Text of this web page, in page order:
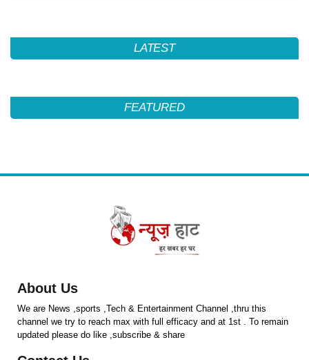
LATEST
FEATURED
About Us
We are News ,sports ,Tech & Entertainment Channel ,thru this
channel we try to reach max with full efficacy and at 1st . To remain
updated please do like ,subscribe & share